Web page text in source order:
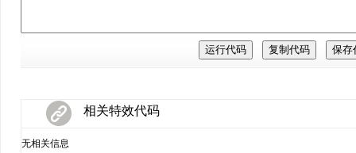
相关特效代码
无相关信息